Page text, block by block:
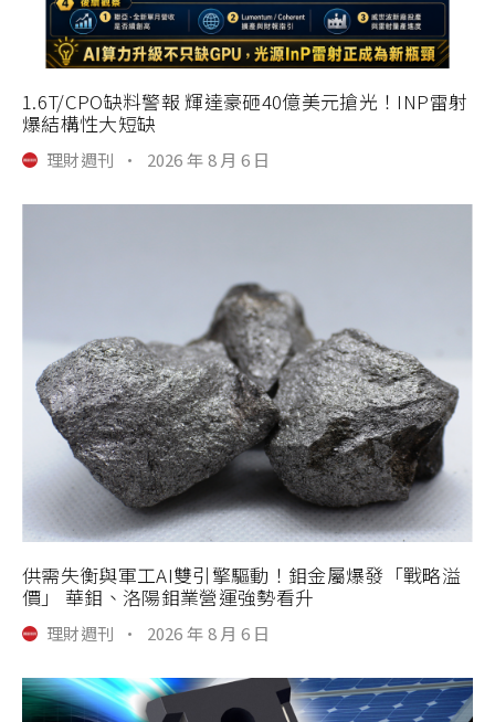
1.6T/CPO缺料警報 輝達豪砸40億美元搶光！INP雷射
爆結構性大短缺
理財週刊 · 2026 年 8 月 6 日
供需失衡與軍工AI雙引擎驅動！鉬金屬爆發「戰略溢
價」 華鉬、洛陽鉬業營運強勢看升
理財週刊 · 2026 年 8 月 6 日